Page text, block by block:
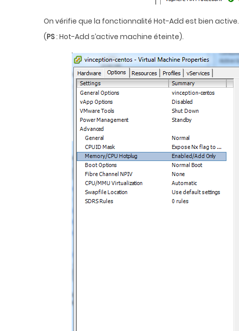
On vérifie que la fonctionnalité Hot-Add est bien active.
(PS: Hot-Add s’active machine éteinte).